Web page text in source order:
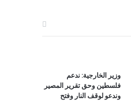
وزير الخارجية: ندعم
فلسطين وحق تقرير المصير
وندعو لوقف النار وفتح